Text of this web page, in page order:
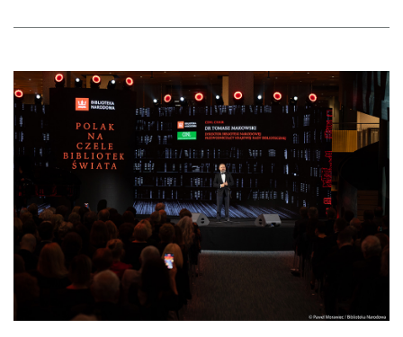
czytaj więcej o Wydarzenie Biblioteki Narodowej nagrodzone w